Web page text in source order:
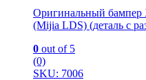
Оригинальный бампер
(Mijia LDS) (деталь с
0 out of 5
(0)
SKU: 7006